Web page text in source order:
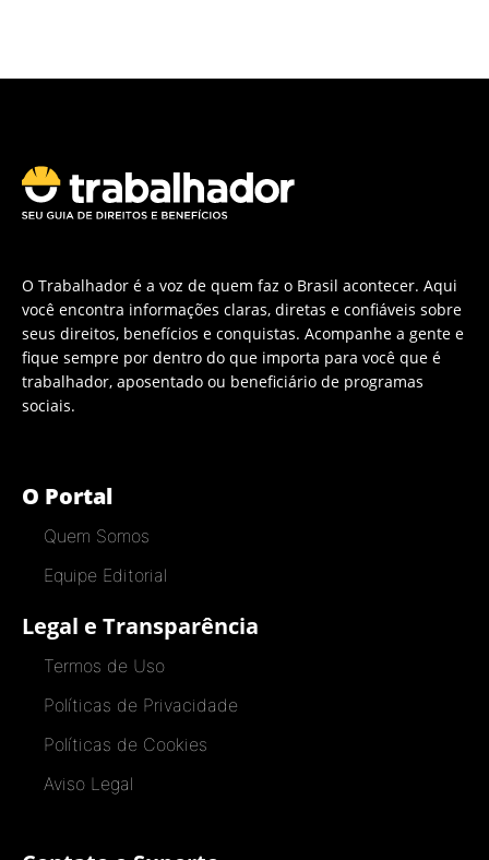
O Trabalhador é a voz de quem faz o Brasil acontecer. Aqui
você encontra informações claras, diretas e confiáveis sobre
seus direitos, benefícios e conquistas. Acompanhe a gente e
fique sempre por dentro do que importa para você que é
trabalhador, aposentado ou beneficiário de programas
sociais.
O Portal
Quem Somos
Equipe Editorial
Legal e Transparência
Termos de Uso
Políticas de Privacidade
Políticas de Cookies
Aviso Legal